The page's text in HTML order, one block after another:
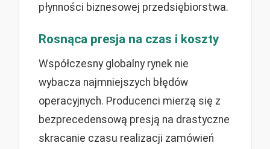
płynności biznesowej przedsiębiorstwa.
Rosnąca presja na czas i koszty
Współczesny globalny rynek nie
wybacza najmniejszych błędów
operacyjnych. Producenci mierzą się z
bezprecedensową presją na drastyczne
skracanie czasu realizacji zamówień